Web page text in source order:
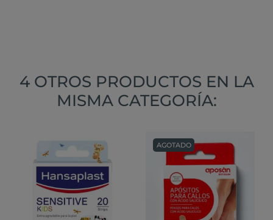
4 OTROS PRODUCTOS EN LA
MISMA CATEGORÍA:
AGOTADO